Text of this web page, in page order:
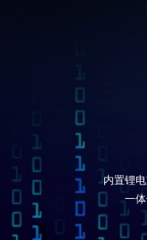
内置锂
一